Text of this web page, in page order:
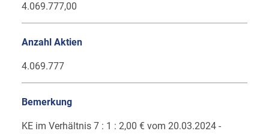
4.069.777,00
Anzahl Aktien
4.069.777
Bemerkung
KE im Verhältnis 7 : 1 : 2,00 € vom 20.03.2024 -